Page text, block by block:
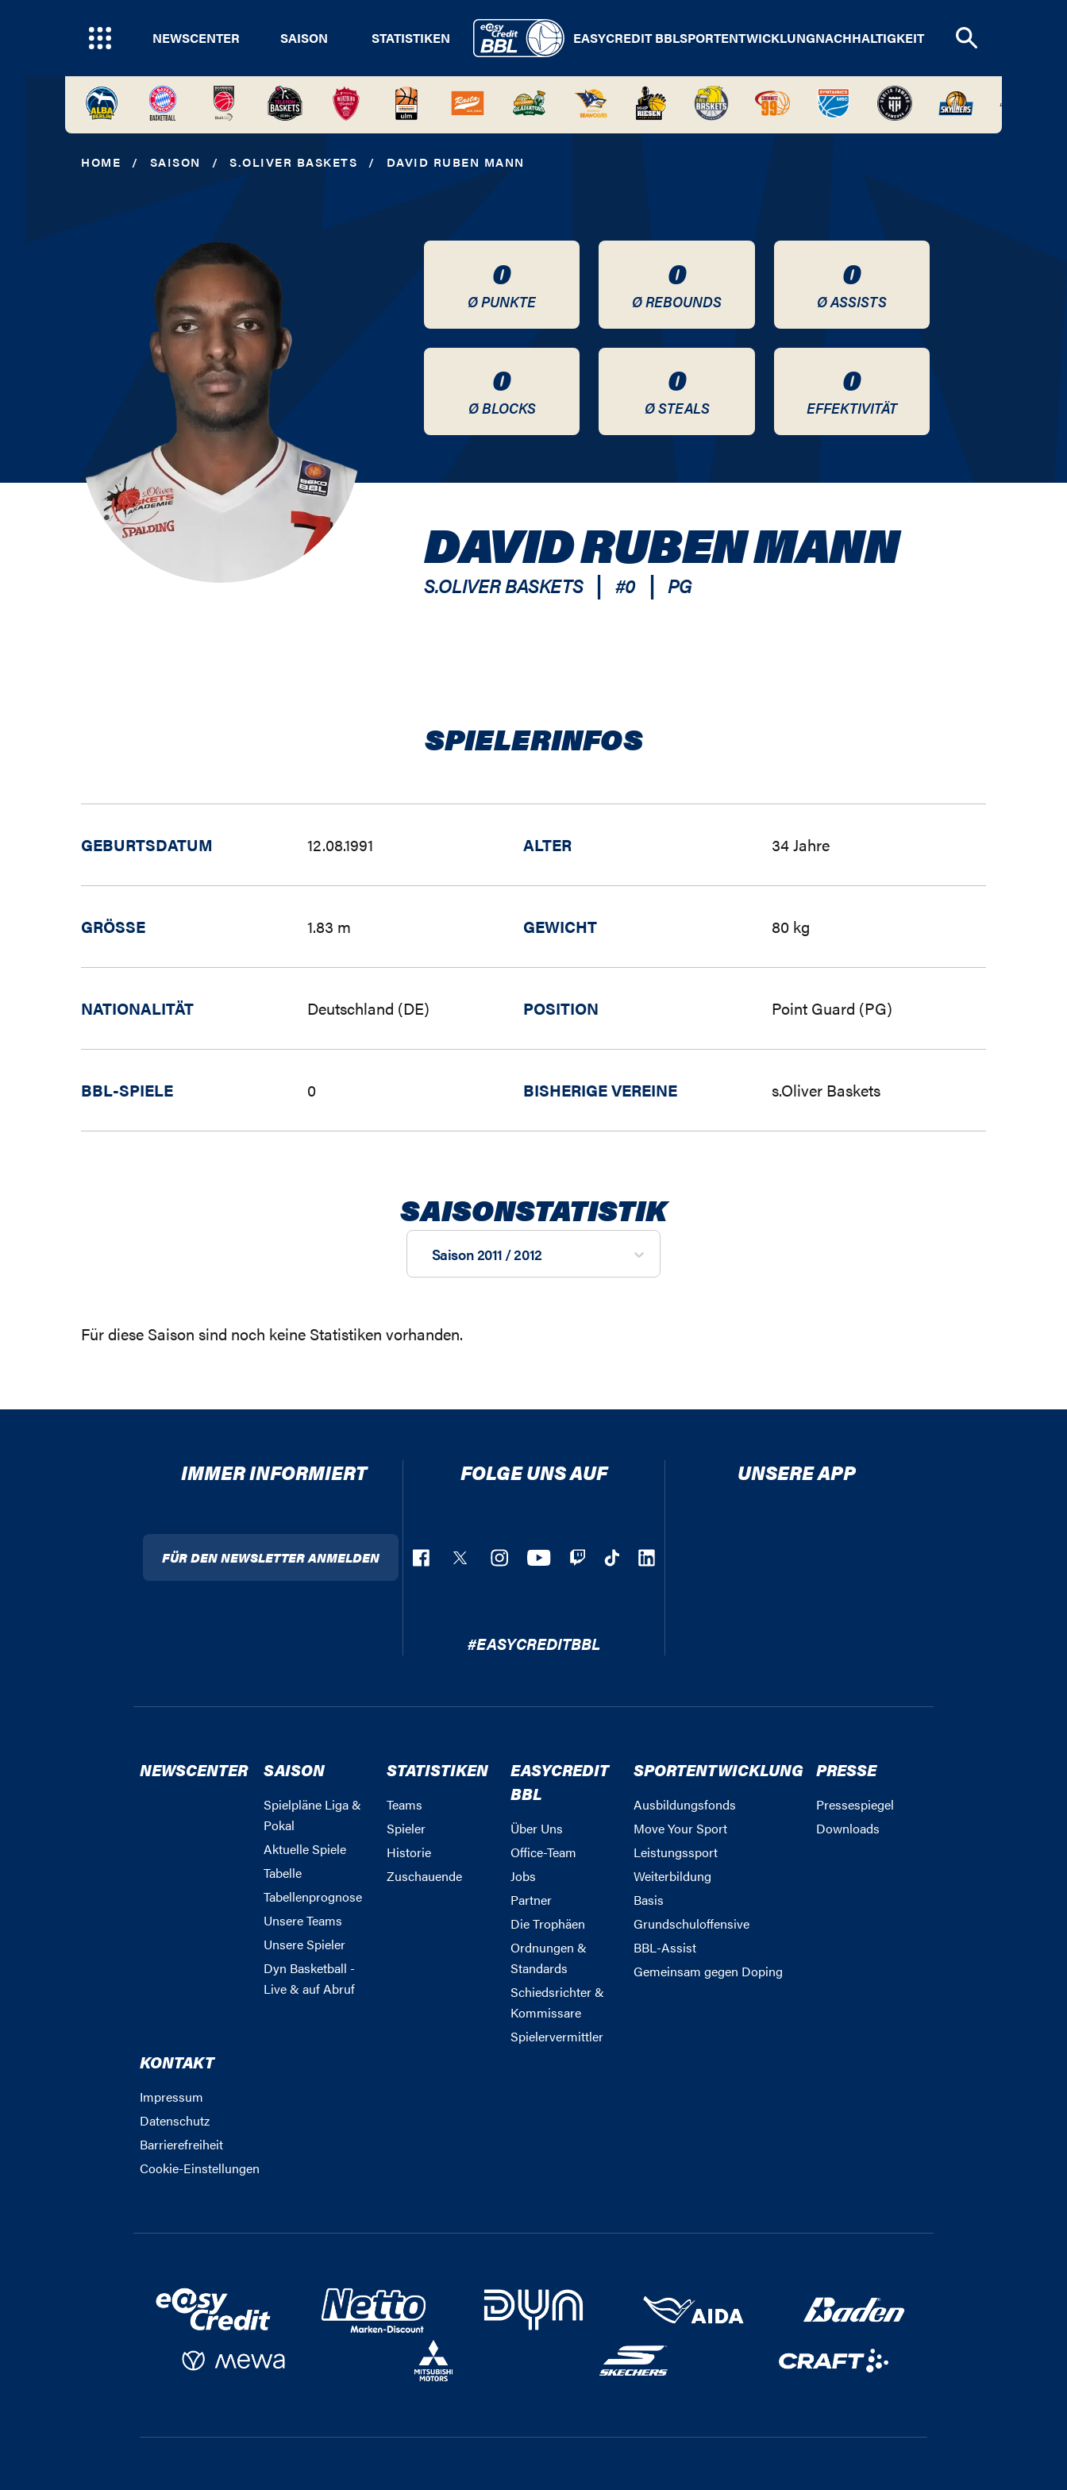
NEWSCENTER SAISON STATISTIKEN EASYCREDIT BBLSPORTENTWICKLUNGNACHHALTIGKEIT
HOME / SAISON / S.OLIVER BASKETS / DAVID RUBEN MANN
0
Ø PUNKTE
0
Ø REBOUNDS
0
Ø ASSISTS
0
Ø BLOCKS
0
Ø STEALS
0
EFFEKTIVITÄT
DAVID RUBEN MANN
S.OLIVER BASKETS | #0 | PG
SPIELERINFOS
GEBURTSDATUM 12.08.1991 ALTER 34 Jahre
GRÖSSE 1.83 m GEWICHT 80 kg
NATIONALITÄT Deutschland (DE) POSITION Point Guard (PG)
BBL-SPIELE 0 BISHERIGE VEREINE s.Oliver Baskets
SAISONSTATISTIK
Saison 2011 / 2012
Für diese Saison sind noch keine Statistiken vorhanden.
IMMER INFORMIERT
FÜR DEN NEWSLETTER ANMELDEN
FOLGE UNS AUF
#EASYCREDITBBL
UNSERE APP
NEWSCENTER SAISON
Spielpläne Liga &
Pokal
Aktuelle Spiele
Tabelle
Tabellenprognose
Unsere Teams
Unsere Spieler
Dyn Basketball -
Live & auf Abruf
STATISTIKEN
Teams
Spieler
Historie
Zuschauende
EASYCREDIT
BBL
Über Uns
Office-Team
Jobs
Partner
Die Trophäen
Ordnungen &
Standards
Schiedsrichter &
Kommissare
Spielervermittler
SPORTENTWICKLUNG
Ausbildungsfonds
Move Your Sport
Leistungssport
Weiterbildung
Basis
Grundschuloffensive
BBL-Assist
Gemeinsam gegen Doping
PRESSE
Pressespiegel
Downloads
KONTAKT
Impressum
Datenschutz
Barrierefreiheit
Cookie-Einstellungen